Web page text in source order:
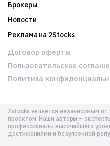
Брокеры
Новости
Реклама на 2Stocks
2stocks является независимым
проектом. Наши авторы –
профессионалы высочайшего
достижениями и безупречной
Договор оферты
Пользовательское
Политика